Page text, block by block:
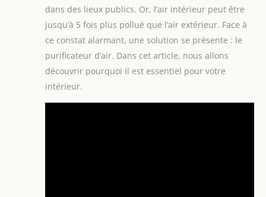
dans des lieux publics. Or, l’air intérieur peut être
jusqu’à 5 fois plus pollué que l’air extérieur. Face à
ce constat alarmant, une solution se présente : le
purificateur d’air. Dans cet article, nous allons
découvrir pourquoi il est essentiel pour votre
intérieur.